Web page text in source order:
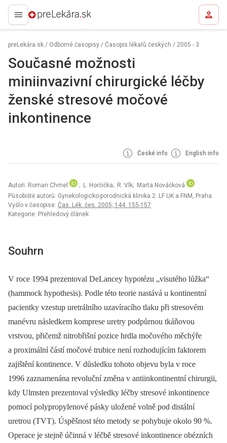
preLekára.sk
preLekára.sk / Odborné časopisy / Časopis lékařů českých / 2005 - 3
Současné možnosti
miniinvazivní chirurgické léčby
ženské stresové močové
inkontinence
České info English info
Autoři: Roman Chmel
; L. Horčička; R. Vlk; Marta Nováčková
Působiště autorů: Gynekologicko-porodnická klinika 2. LF UK a FNM, Praha
Vyšlo v časopise: Čas. Lék. čes. 2005; 144: 155-157
Kategorie: Přehledový článek
Souhrn
V roce 1994 prezentoval DeLancey hypotézu „visutého lůžka“
(hammock hypothesis). Podle této teorie nastává u kontinentní
pacientky vzestup uretrálního uzavíracího tlaku při stresovém
manévru následkem komprese uretry podpůrnou tkáňovou
vrstvou, přičemž nitrobřišní pozice hrdla močového měchýře
a proximální částí močové trubice není rozhodujícím faktorem
zajištění kontinence. V důsledku tohoto objevu byla v roce
1996 zaznamenána revoluční změna v antiinkontinentní chirurgii,
kdy Ulmsten prezentoval výsledky léčby stresové inkontinence
pomocí polypropylenové pásky uložené volně pod distální
uretrou (TVT). Úspěšnost této metody se pohybuje okolo 90 %.
Operace je stejně účinná v léčbě stresové inkontinence obézních